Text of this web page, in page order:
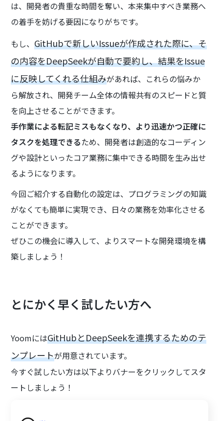
は、開発者の貴重な時間を奪い、本来集中すべき業務へ
の着手を妨げる要因になりがちです。
もし、GitHubで新しいIssueが作成された際に、そ
の内容をDeepSeekが自動で要約し、結果をIssue
に反映してくれる仕組みがあれば、これらの悩みか
ら解放され、開発チーム全体の情報共有のスピードと質
を向上させることができます。
手作業による転記ミスもなくなり、より迅速かつ正確に
タスクを処理できるため、開発者は創造的なコーディン
グや設計といったコア業務に集中できる時間を生み出せ
るようになります。
今回ご紹介する自動化の設定は、プログラミングの知識
がなくても簡単に実現でき、日々の業務を効率化させる
ことができます。
ぜひこの機会に導入して、よりスマートな開発環境を構
築しましょう！
とにかく早く試したい方へ
YoomにはGitHubとDeepSeekを連携するためのテ
ンプレートが用意されています。
今すぐ試したい方は以下よりバナーをクリックしてスタ
ートしましょう！